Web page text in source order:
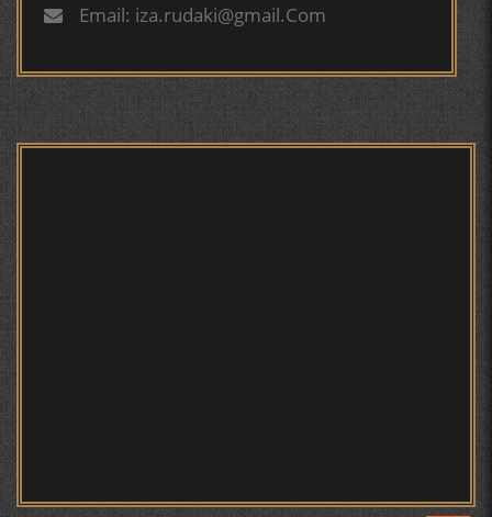
БЕРУНӢ ВА ЁДКАРДИ ҶАШНИ САДА
Email: iza.rudaki@gmail.Com